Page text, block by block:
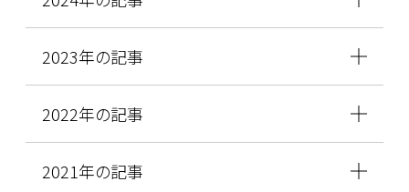
2023年の記事
2022年の記事
2021年の記事